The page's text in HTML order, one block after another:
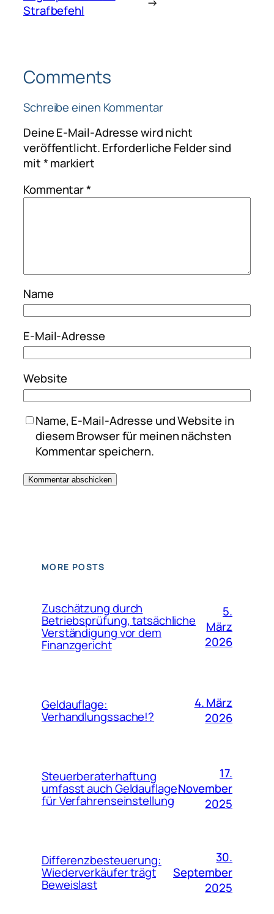
Strafbefehl
Comments
Schreibe einen Kommentar
Deine E-Mail-Adresse wird nicht
veröffentlicht.Erforderliche Felder sind
mit*markiert
Kommentar*
Name
E-Mail-Adresse
Website
Name, E-Mail-Adresse und Website in
diesem Browser für meinen nächsten
Kommentar speichern.
MORE POSTS
Zuschätzung durch
Betriebsprüfung, tatsächliche
Verständigung vor dem
Finanzgericht
5.
März
2026
Geldauflage:
Verhandlungssache!?
4. März
2026
Steuerberaterhaftung
umfasst auch Geldauflage
für Verfahrenseinstellung
17.
November
2025
Differenzbesteuerung:
Wiederverkäufer trägt
Beweislast
30.
September
2025